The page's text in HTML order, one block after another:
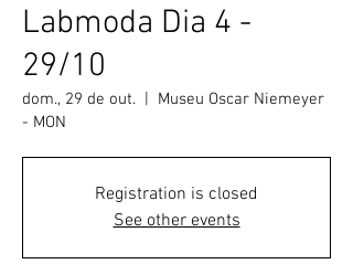
Labmoda Dia 4 -
29/10
dom., 29 de out.
Museu Oscar Niemeyer
- MON
Registration is closed
See other events